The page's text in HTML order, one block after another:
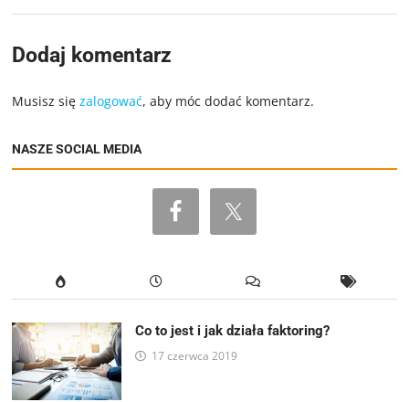
Dodaj komentarz
Musisz sięzalogować, aby móc dodać komentarz.
NASZE SOCIAL MEDIA
Co to jest i jak działa faktoring?
17 czerwca 2019